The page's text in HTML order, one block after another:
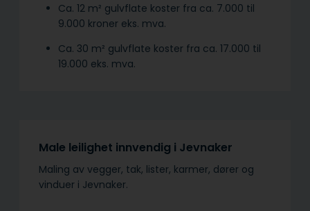
Ca. 12 m² gulvflate koster fra ca. 7.000 til
9.000 kroner eks. mva.
Ca. 30 m² gulvflate koster fra ca. 17.000 til
19.000 eks. mva.
Male leilighet innvendig i Jevnaker
Maling av vegger, tak, lister, karmer, dører og
vinduer i Jevnaker.